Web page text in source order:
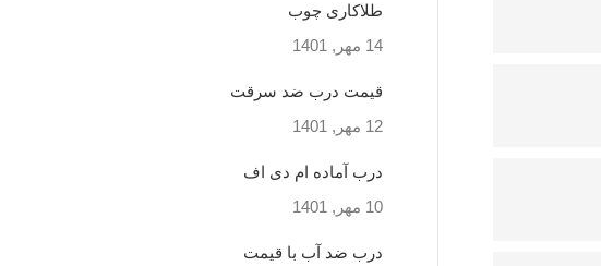
طلاکاری چوب
14 مهر, 1401
قیمت درب ضد سرقت
12 مهر, 1401
درب آماده ام دی اف
10 مهر, 1401
درب ضد آب با قیمت